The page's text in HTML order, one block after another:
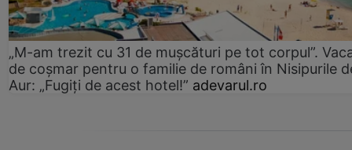
„M-am trezit cu 31 de mușcături pe tot corpul”.
de coșmar pentru o familie de români în Nisipurile
Aur: „Fugiți de acest hotel!” adevarul.ro